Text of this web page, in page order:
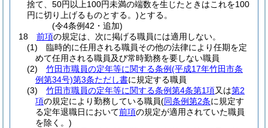
捨て、50円以上100円未満の端数を生じたときはこれを100
円に切り上げるものとする。)とする。
(令4条例42・追加)
18
前項の規定は、次に掲げる職員には適用しない。
(1)
臨時的に任用される職員その他の法律により任期を定
めて任用される職員及び常時勤務を要しない職員
(2)
竹田市職員の定年等に関する条例(平成17年竹田市条
例第34号)第3条ただし書に規定する職員
(3)
竹田市職員の定年等に関する条例第4条第1項又は第2
項の規定により勤務している職員(同条例第2条に規定す
る定年退職日において前項の規定が適用されていた職員
を除く。)